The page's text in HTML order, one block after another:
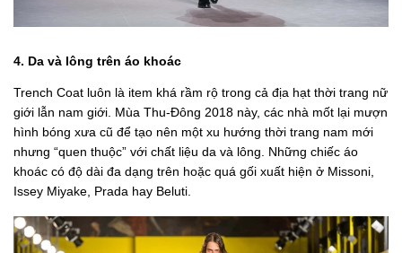
4. Da và lông trên áo khoác
Trench Coat luôn là item khá rầm rộ trong cả địa hạt thời trang nữ
giới lẫn nam giới. Mùa Thu-Đông 2018 này, các nhà mốt lại mượn
hình bóng xưa cũ để tạo nên một xu hướng thời trang nam mới
nhưng “quen thuộc” với chất liệu da và lông. Những chiếc áo
khoác có độ dài đa dạng trên hoặc quá gối xuất hiện ở Missoni,
Issey Miyake, Prada hay Beluti.